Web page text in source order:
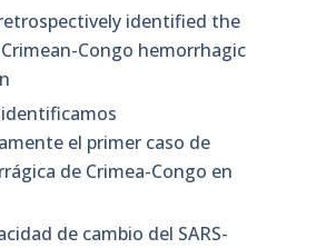
identified the
Congo hemorrhagic
el primer caso de
de Crimea-Congo en
de cambio del SARS-